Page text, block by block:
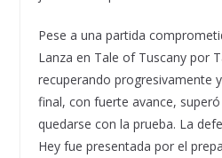
Pese a una partida
Lanza en Tale of Tuscanypor
recuperando progresivamente
final, con fuerte avance,
quedarse con la prueba. La
Heyfue presentada por el